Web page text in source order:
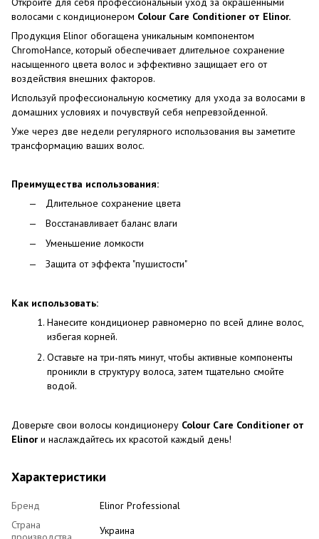
волосами с кондиционером Colour Care Conditioner от Elinor.
Продукция Elinor обогащена уникальным компонентом
ChromoHance, который обеспечивает длительное сохранение
насыщенного цвета волос и эффективно защищает его от
воздействия внешних факторов.
Используй профессиональную косметику для ухода за волосами в
домашних условиях и почувствуй себя непревзойденной.
Уже через две недели регулярного использования вы заметите
трансформацию ваших волос.
Преимущества использования:
Длительное сохранение цвета
Восстанавливает баланс влаги
Уменьшение ломкости
Защита от эффекта "пушистости"
Как использовать:
Нанесите кондиционер равномерно по всей длине волос,
избегая корней.
Оставьте на три-пять минут, чтобы активные компоненты
проникли в структуру волоса, затем тщательно смойте
водой.
Доверьте свои волосы кондиционеру Colour Care Conditioner от
Elinor и наслаждайтесь их красотой каждый день!
Характеристики
Бренд
Elinor Professional
Страна
Украина